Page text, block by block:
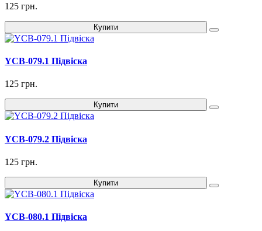
125 грн.
Купити
YCB-079.1 Підвіска
125 грн.
Купити
YCB-079.2 Підвіска
125 грн.
Купити
YCB-080.1 Підвіска